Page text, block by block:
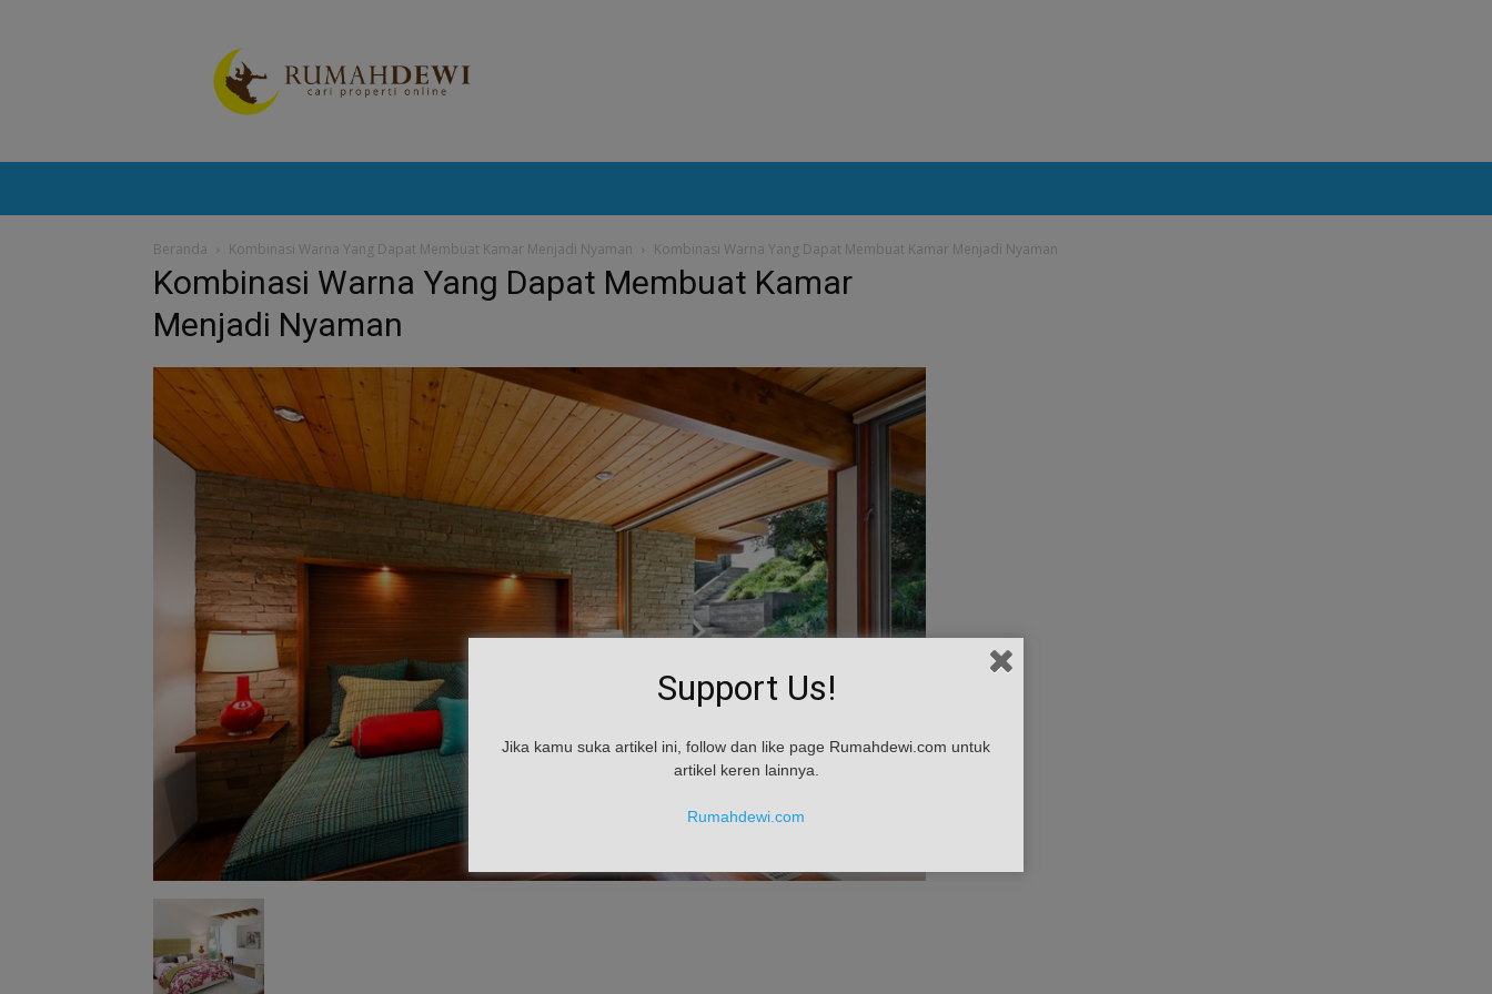
Berita
Properti
Terkini
Beranda Kombinasi Warna Yang Dapat Membuat Kamar Menjadi Nyaman Kombinasi Warna Yang Dapat Membuat Kamar Menjadi Nyaman
Kombinasi Warna Yang Dapat Membuat Kamar
Menjadi Nyaman
Support Us!
Jika kamu suka artikel ini, follow dan like page Rumahdewi.com untuk
artikel keren lainnya.
Rumahdewi.com